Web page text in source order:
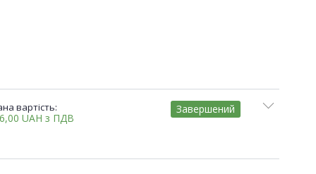
вартість:
UAH з ПДВ
Завершений